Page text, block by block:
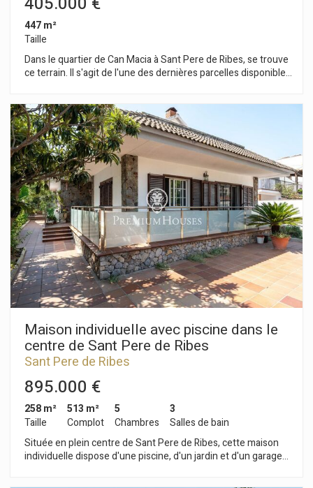
447 m²
Taille
Dans le quartier de Can Macia à Sant Pere de Ribes, se trouve
ce terrain. Il s'agit de l'une des dernières parcelles disponibles
mesure 447 m² une maison individuelle peut être construite
avec un maximum de 135 m² au rez-de-chaussée et 161 m²
au rez-de-chaussée plus le premier étage. Règlement
d'urbanisme (Zone résidentielle 10.1h) Superficie minimale
du terrain : 380 m² Surface constructible maximale : 0,36
m²/m² de terrain Taux d'occupation maximal : 30 % Façade
minimale : 15 m Hauteur maximale du bâtiment : 8,00 m
Dépendance autorisée avec un taux d'occupation limité à 5 %
Usage autorisé : Maison individuelle Le quartier de Can Macia
à Sant Pere de Ribes se caractérise par sa tranquillité tout au
long de l'année et, surtout, par sa sécurité. Los Viñedos offre
ce cadre de vie sans compromettre sa situation idéale à
proximité de Sitges et de ses commodités.
Maison individuelle avec piscine dans le
centre de Sant Pere de Ribes
Sant Pere de Ribes
895.000 €
258 m²
Taille
513 m²
Complot
5
Chambres
3
Salles de bain
Située en plein centre de Sant Pere de Ribes, cette maison
individuelle dispose d'une piscine, d'un jardin et d'un garage